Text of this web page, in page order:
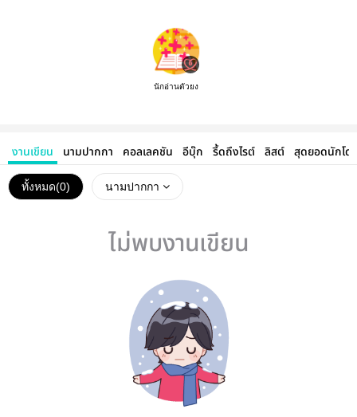
นักอ่านตัวยง
งานเขียน นามปากกา คอลเลคชัน อีบุ๊ก รี้ดถึงไรต์ ลิสต์ สุดยอดนักโด
ทั้งหมด(0) นามปากกา
ไม่พบงานเขียน